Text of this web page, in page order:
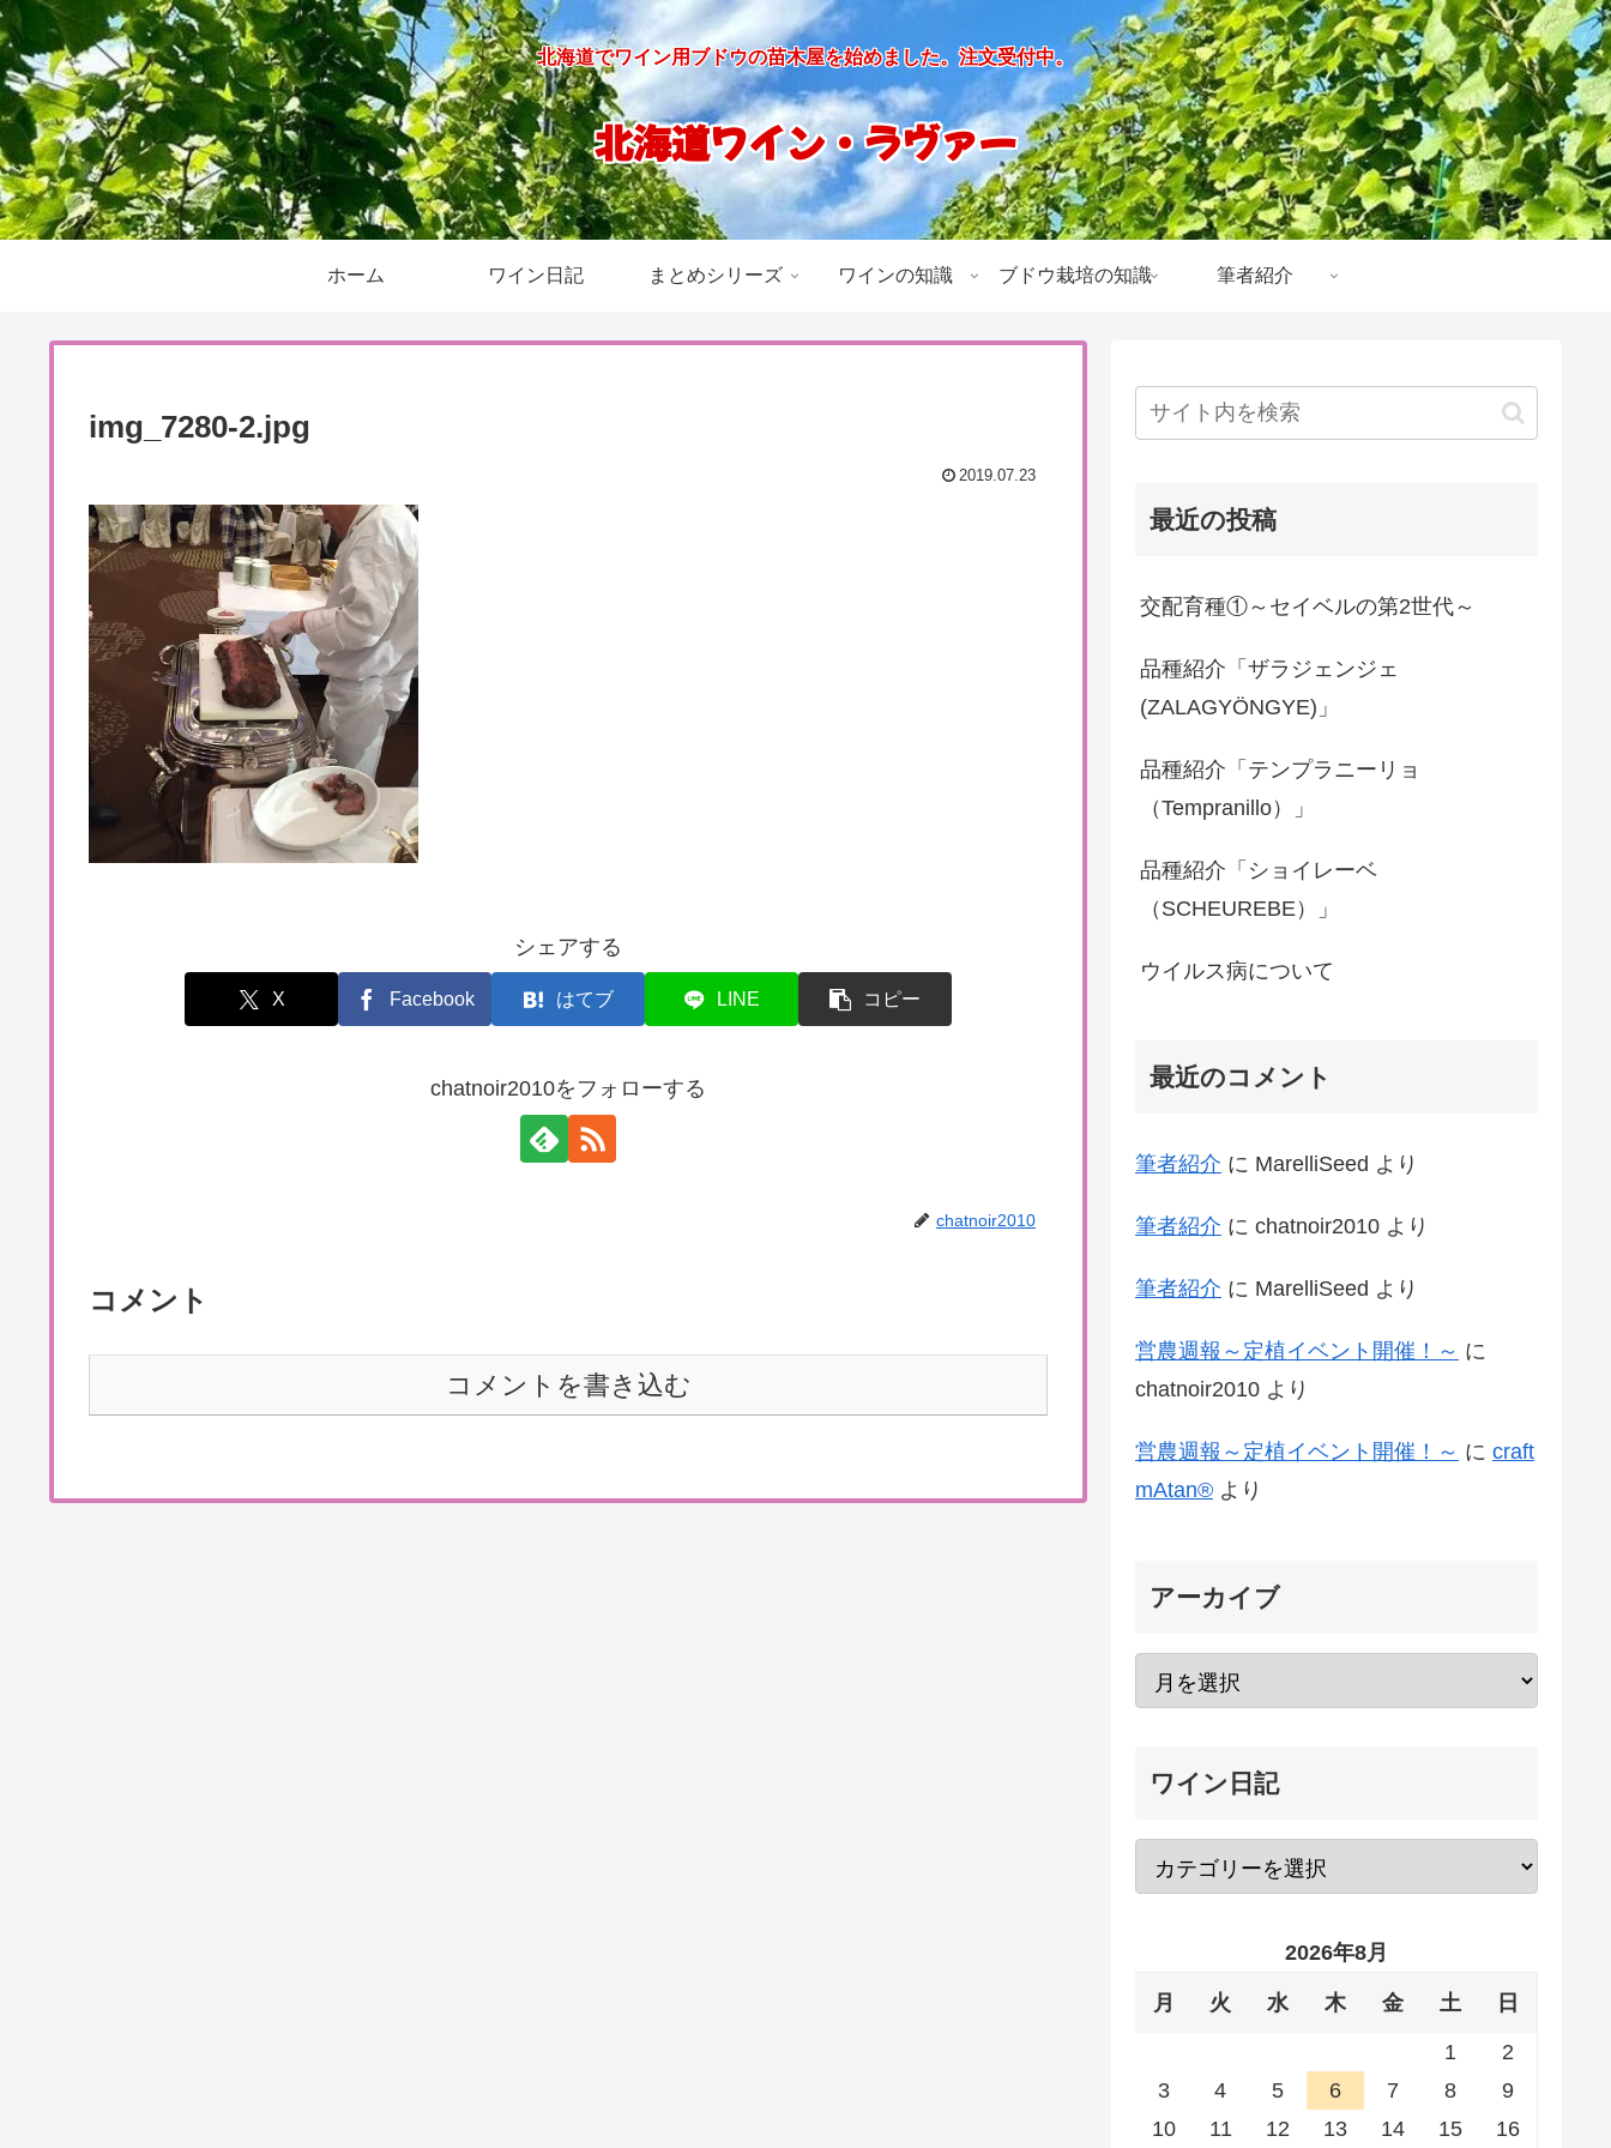
北海道でワイン用ブドウの苗木屋を始めました。注文受付中。
北海道ワイン・ラヴァー
ホーム ワイン日記 まとめシリーズ ワインの知識 ブドウ栽培の知識 筆者紹介
img_7280-2.jpg
2019.07.23
シェアする
X Facebook はてブ LINE コピー
chatnoir2010をフォローする
chatnoir2010
コメント
コメントを書き込む
最近の投稿
交配育種①～セイベルの第2世代～
品種紹介「ザラジェンジェ
(ZALAGYÖNGYE)」
品種紹介「テンプラニーリョ
（Tempranillo）」
品種紹介「ショイレーベ
（SCHEUREBE）」
ウイルス病について
最近のコメント
筆者紹介 に MarelliSeed より
筆者紹介 に chatnoir2010 より
筆者紹介 に MarelliSeed より
営農週報～定植イベント開催！～ に
chatnoir2010 より
営農週報～定植イベント開催！～ に craft
mAtan® より
アーカイブ
ワイン日記
2026年8月
月 火 水 木 金 土 日
1
2
3
4 5 6 7 8
9
10
11 12 13 14 15 16